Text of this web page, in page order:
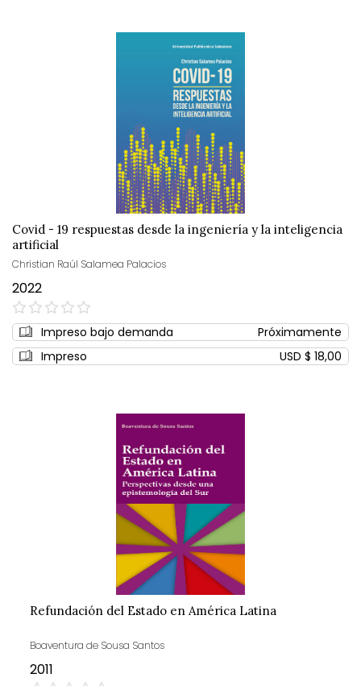
Covid - 19 respuestas desde la ingeniería y la inteligencia
artificial
Christian Raúl Salamea Palacios
2022
0%
Impreso bajo demanda
Próximamente
Impreso
USD $ 18,00
Refundación del Estado en América Latina
Boaventura de Sousa Santos
2011